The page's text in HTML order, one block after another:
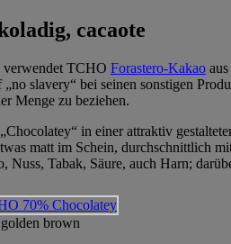
cacaote
verwendet TCHO Forastero-Kakao
slavery“ bei seinen sonstigen
Menge zu beziehen.
in einer attraktiv
matt im Schein, durchschnittlich
Nuss, Tabak, Säure, auch Harn;
golden brown